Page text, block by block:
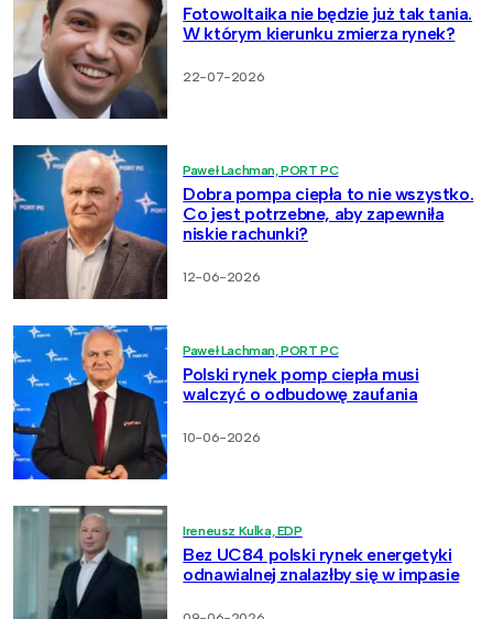
Fotowoltaika nie będzie już tak tania.
W którym kierunku zmierza rynek?
22-07-2026
Paweł Lachman, PORT PC
Dobra pompa ciepła to nie wszystko.
Co jest potrzebne, aby zapewniła
niskie rachunki?
12-06-2026
Paweł Lachman, PORT PC
Polski rynek pomp ciepła musi
walczyć o odbudowę zaufania
10-06-2026
Ireneusz Kulka, EDP
Bez UC84 polski rynek energetyki
odnawialnej znalazłby się w impasie